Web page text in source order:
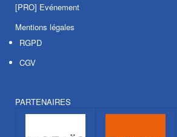
[PRO] Evénement
Mentions légales
RGPD
CGV
PARTENAIRES